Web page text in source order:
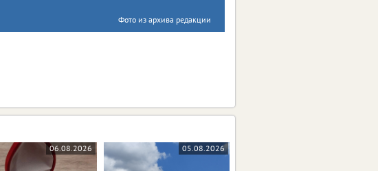
Фото из архива редакции
06.08.2026 05.08.2026